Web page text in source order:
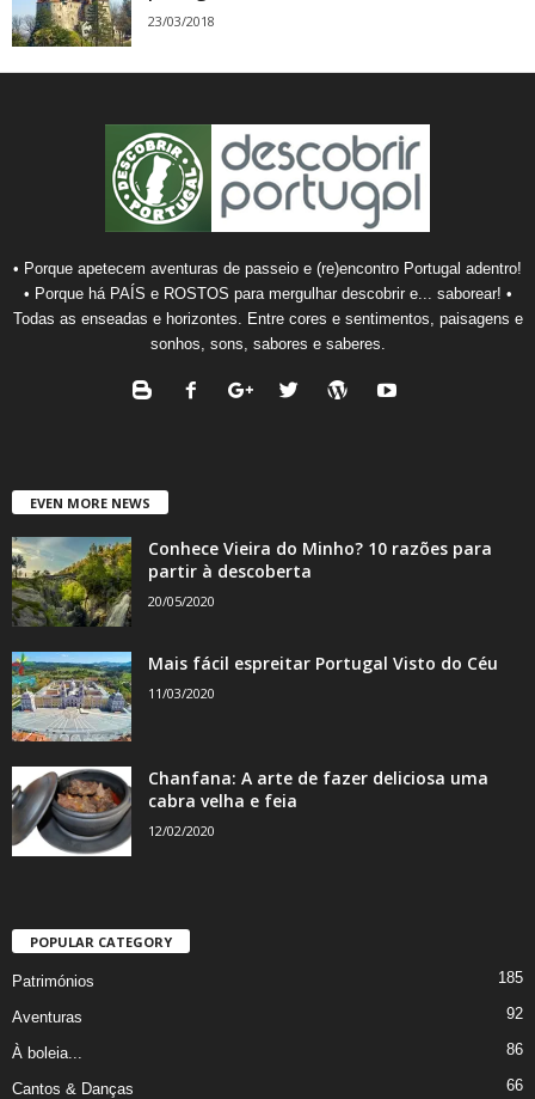
23/03/2018
• Porque apetecem aventuras de passeio e (re)encontro Portugal adentro!
• Porque há PAÍS e ROSTOS para mergulhar descobrir e... saborear! •
Todas as enseadas e horizontes. Entre cores e sentimentos, paisagens e
sonhos, sons, sabores e saberes.
EVEN MORE NEWS
Conhece Vieira do Minho? 10 razões para
partir à descoberta
20/05/2020
Mais fácil espreitar Portugal Visto do Céu
11/03/2020
Chanfana: A arte de fazer deliciosa uma
cabra velha e feia
12/02/2020
POPULAR CATEGORY
Patrimónios 185
Aventuras 92
À boleia... 86
Cantos & Danças 66